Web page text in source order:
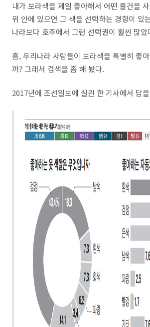
내가 보라색을 제일 좋아해서 어떤 물건을
위 안에 있으면 그 색을 선택하는 경향이 있
나라보다 호주에서 그런 선택권이 훨씬 많았
흠, 우리나라 사람들이 보라색을 특별히 좋
까? 그래서 검색을 좀 해 봤다.
2017년에 조선일보에 실린 한 기사에서 답